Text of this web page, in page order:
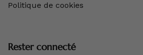
Politique de cookies
Rester connecté